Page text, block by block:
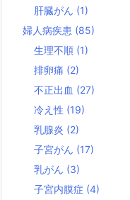
肝臓がん (1)
婦人病疾患 (85)
生理不順 (1)
排卵痛 (2)
不正出血 (27)
冷え性 (19)
乳腺炎 (2)
子宮がん (17)
乳がん (3)
子宮内膜症 (4)